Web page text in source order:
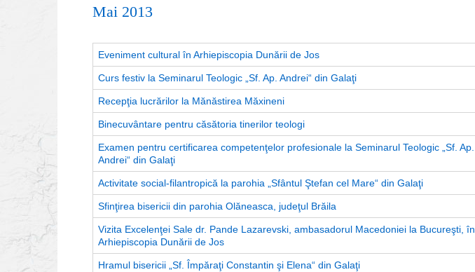
Mai 2013
Eveniment cultural în Arhiepiscopia Dunării de Jos
Curs festiv la Seminarul Teologic „Sf. Ap. Andrei“ din Galaţi
Recepţia lucrărilor la Mănăstirea Măxineni
Binecuvântare pentru căsătoria tinerilor teologi
Examen pentru certificarea competenţelor profesionale la Seminarul Teologic „Sf. Ap.
Andrei“ din Galaţi
Activitate social-filantropică la parohia „Sfântul Ştefan cel Mare“ din Galaţi
Sfinţirea bisericii din parohia Olăneasca, judeţul Brăila
Vizita Excelenţei Sale dr. Pande Lazarevski, ambasadorul Macedoniei la Bucureşti, în
Arhiepiscopia Dunării de Jos
Hramul bisericii „Sf. Împăraţi Constantin şi Elena“ din Galaţi